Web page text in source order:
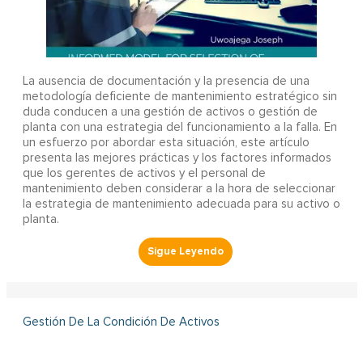
La ausencia de documentación y la presencia de una
metodología deficiente de mantenimiento estratégico sin
duda conducen a una gestión de activos o gestión de
planta con una estrategia del funcionamiento a la falla. En
un esfuerzo por abordar esta situación, este artículo
presenta las mejores prácticas y los factores informados
que los gerentes de activos y el personal de
mantenimiento deben considerar a la hora de seleccionar
la estrategia de mantenimiento adecuada para su activo o
planta.
Gestión De La Condición De Activos